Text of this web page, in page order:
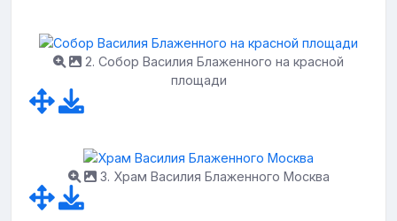
2. Собор Василия Блаженного на красной
площади
3. Храм Василия Блаженного Москва